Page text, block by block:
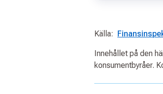
Källa:
Innehållet på den
konsumentbyråer.